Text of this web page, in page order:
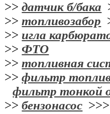
>>датчик б/бака
>>топливозабор
>> игла
>>ФТО
>>топливная
>>фильтр
фильтр тонкой
>>бензонасос